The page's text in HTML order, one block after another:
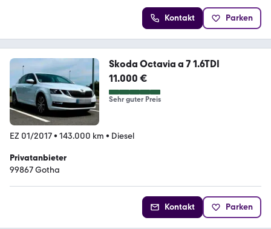
Kontakt Parken
Skoda Octavia a 7 1.6TDI
11.000 €
Sehr guter Preis
EZ 01/2017• 143.000 km • Diesel
Privatanbieter
99867 Gotha
Kontakt Parken